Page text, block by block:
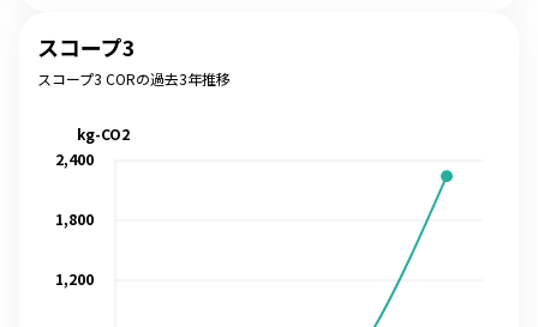
スコープ3
スコープ3 CORの過去3年推移
1,200
1,800
2,400
kg-CO2